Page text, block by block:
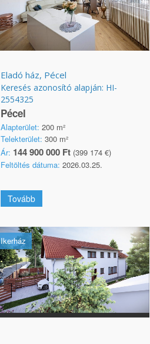
Eladó ház, Pécel
Keresés azonosító alapján: HI-
2554325
Pécel
Alapterület: 200 m²
Telekterület: 300 m²
Ár: 144 900 000 Ft (399 174 €)
Feltöltés dátuma: 2026.03.25.
Tovább
Ikerház